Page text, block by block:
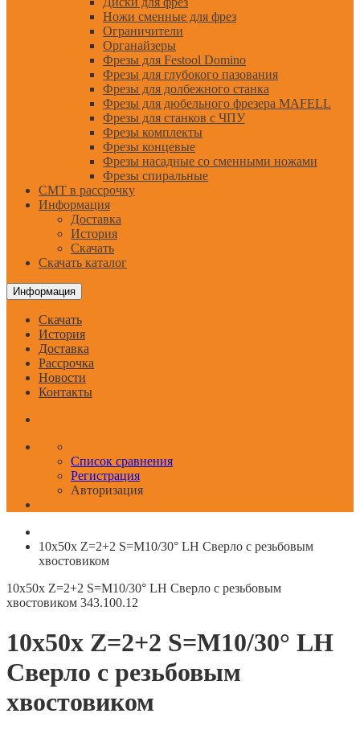
Ножи сменные для фрез
Ограничители
Органайзеры
Фрезы для Festool Domino
Фрезы для глубокого пазования
Фрезы для долбежного станка
Фрезы для дюбельного фрезера MAFELL
Фрезы для станков с ЧПУ
Фрезы комплекты
Фрезы концевые
Фрезы насадные со сменными ножами
Фрезы спиральные
CMT в рассрочку
Информация
Доставка
История
Скачать
Скачать каталог
Информация
Скачать
История
Доставка
Рассрочка
Новости
Контакты
Список сравнения
Регистрация
Авторизация
10x50x Z=2+2 S=M10/30° LH Сверло с резьбовым
хвостовиком
10x50x Z=2+2 S=M10/30° LH Сверло с резьбовым
хвостовиком 343.100.12
10x50x Z=2+2 S=M10/30° LH
Сверло с резьбовым
хвостовиком